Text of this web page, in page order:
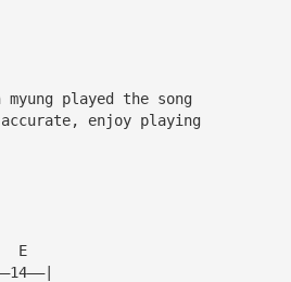
played the song
accurate, enjoy playing
E